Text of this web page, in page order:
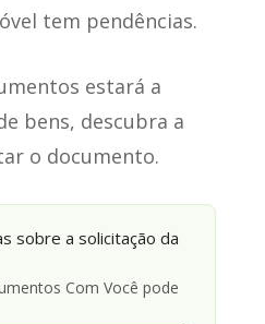
tem pendências.
estará a
bens, descubra a
o documento.
sobre a solicitação da
Com Você pode